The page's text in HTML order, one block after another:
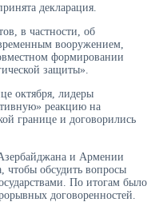
декларация.
в частности, об
вооружением,
формировании
защиты».
октября, лидеры
реакцию на
границе и договорились
и Армении
обсудить вопросы
По итогам было
договоренностей.